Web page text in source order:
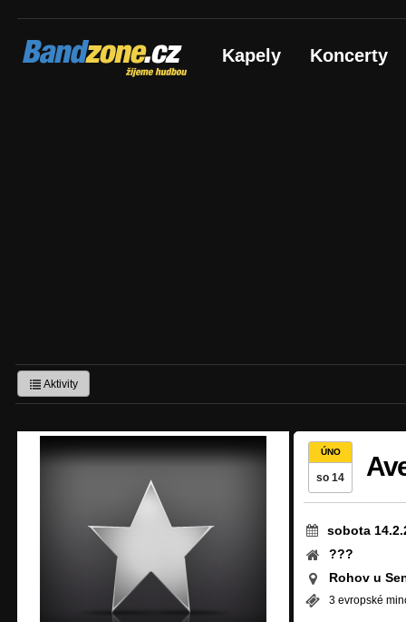
Bandzone.cz
žijeme hudbou Kapely Koncerty
Aktivity
ÚNO
so 14
sobota
???
Rohov u
3 evropské